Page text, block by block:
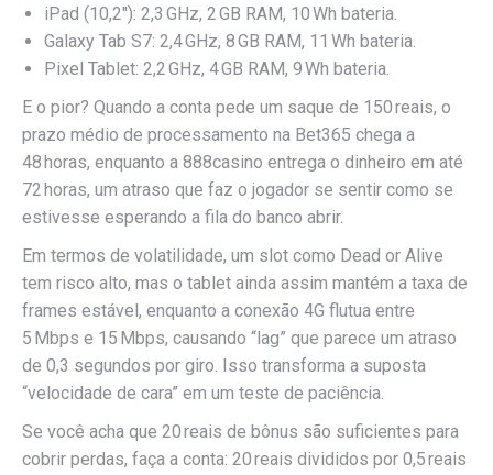
iPad (10,2″): 2,3 GHz, 2 GB RAM, 10 Wh bateria.
Galaxy Tab S7: 2,4 GHz, 8 GB RAM, 11 Wh bateria.
Pixel Tablet: 2,2 GHz, 4 GB RAM, 9 Wh bateria.
E o pior? Quando a conta pede um saque de 150 reais, o
prazo médio de processamento na Bet365 chega a
48 horas, enquanto a 888casino entrega o dinheiro em até
72 horas, um atraso que faz o jogador se sentir como se
estivesse esperando a fila do banco abrir.
Em termos de volatilidade, um slot como Dead or Alive
tem risco alto, mas o tablet ainda assim mantém a taxa de
frames estável, enquanto a conexão 4G flutua entre
5 Mbps e 15 Mbps, causando “lag” que parece um atraso
de 0,3 segundos por giro. Isso transforma a suposta
“velocidade de cara” em um teste de paciência.
Se você acha que 20 reais de bônus são suficientes para
cobrir perdas, faça a conta: 20 reais divididos por 0,5 reais